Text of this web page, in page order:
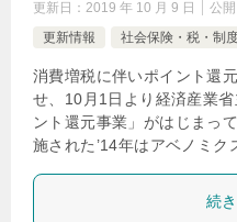
更新日： 2019 年 10 月 9 日 公開
更新情報
社会保険・税・制
消費増税に伴いポイント還
せ、10月1日より経済産業
ント還元事業」がはじまっ
施された’14年はアベノミ
続